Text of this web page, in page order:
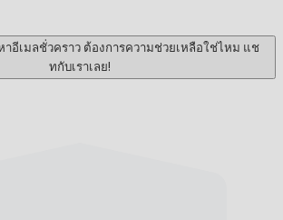
าอีเมลชั่วคราว ต้องการความช่วยเหลือใช่ไหม แช
ทกับเราเลย!